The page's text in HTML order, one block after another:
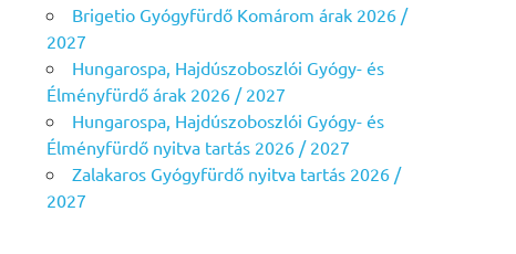
Brigetio Gyógyfürdő Komárom árak 2026 /
2027
Hungarospa, Hajdúszoboszlói Gyógy- és
Élményfürdő árak 2026 / 2027
Hungarospa, Hajdúszoboszlói Gyógy- és
Élményfürdő nyitva tartás 2026 / 2027
Zalakaros Gyógyfürdő nyitva tartás 2026 /
2027